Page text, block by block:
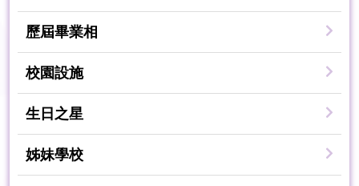
歷屆畢業相
校園設施
生日之星
姊妹學校